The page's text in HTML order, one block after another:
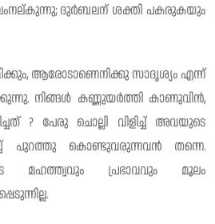
ദുർബലന് ശക്തി പകരുകയും
ആരോടാണെനിക്കു സാദൃശ്യം എന്ന്
നിങ്ങൾ കണ്ണുയർത്തി കാണുവിൻ,
? പേരു ചൊല്ലി വിളിച്ച് അവയുടെ
പുറത്തു കൊണ്ടുവരുന്നവൻ തന്നെ.
മഹത്ത്വവും പ്രഭാവവും മൂലം